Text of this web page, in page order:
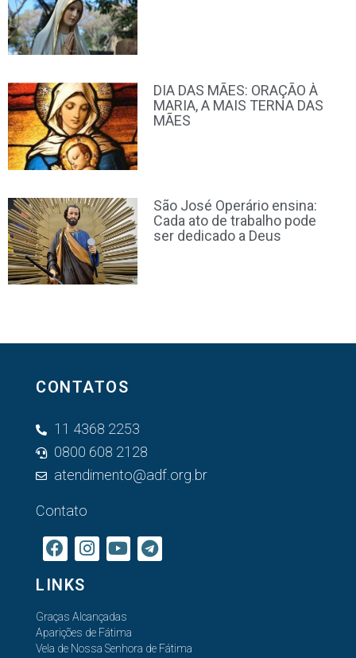
DIA DAS MÃES: ORAÇÃO À
MARIA, A MAIS TERNA DAS
MÃES
São José Operário ensina:
Cada ato de trabalho pode
ser dedicado a Deus
CONTATOS
11 4368 2253
0800 608 2128
atendimento@adf.org.br
Contato
LINKS
Graças Alcançadas
Aparições de Fátima
Vela de Nossa Senhora de Fátima